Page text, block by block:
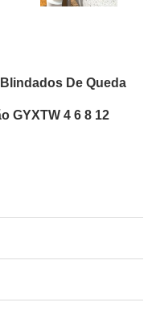
De Queda
GYXTW 4 6 8 12